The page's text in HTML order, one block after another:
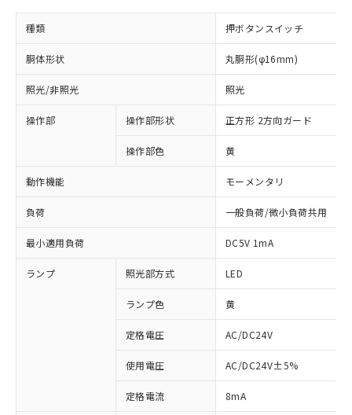
種類 押ボタンスイッチ
胴体形状 丸胴形(φ16mm)
照光/非照光 照光
操作部 操作部形状 正方形 2方向ガード
操作部色 黄
動作機能 モーメンタリ
負荷 一般負荷/微小負荷共用
最小適用負荷 DC5V 1mA
ランプ 照光部方式 LED
ランプ色 黄
定格電圧 AC/DC24V
使用電圧 AC/DC24V±5%
定格電流 8mA